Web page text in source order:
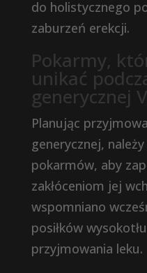
do holistycznego
zaburzeń erekcji.
Pokarmy,
unikać
generycznej
Planując
generycznej,
pokarmów, aby
zakłóceniom jej
wspomniano
posiłków
przyjmowania leku.